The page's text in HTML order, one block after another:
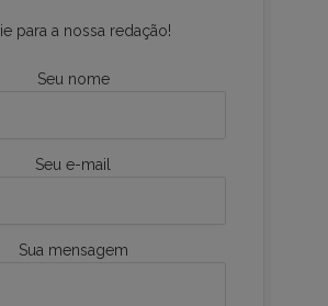
para a nossa redação!
Seu nome
Seu e-mail
Sua mensagem